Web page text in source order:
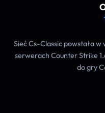
Sieć Cs-Classic powstała w
serwerach Counter Strike
do gry